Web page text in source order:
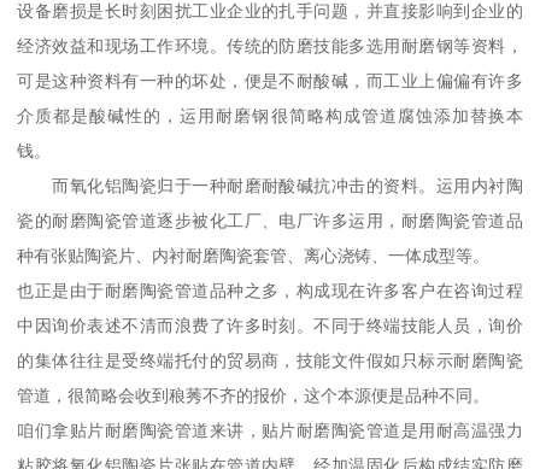
设备磨损是长时刻困扰工业企业的扎手问题，并直接影响到企业的
经济效益和现场工作环境。传统的防磨技能多选用耐磨钢等资料，
可是这种资料有一种的坏处，便是不耐酸碱，而工业上偏偏有许多
介质都是酸碱性的，运用耐磨钢很简略构成管道腐蚀添加替换本
钱。
而氧化铝陶瓷归于一种耐磨耐酸碱抗冲击的资料。运用内衬陶
瓷的耐磨陶瓷管道逐步被化工厂、电厂许多运用，耐磨陶瓷管道品
种有张贴陶瓷片、内衬耐磨陶瓷套管、离心浇铸、一体成型等。
也正是由于耐磨陶瓷管道品种之多，构成现在许多客户在咨询过程
中因询价表述不清而浪费了许多时刻。不同于终端技能人员，询价
的集体往往是受终端托付的贸易商，技能文件假如只标示耐磨陶瓷
管道，很简略会收到稂莠不齐的报价，这个本源便是品种不同。
咱们拿贴片耐磨陶瓷管道来讲，贴片耐磨陶瓷管道是用耐高温强力